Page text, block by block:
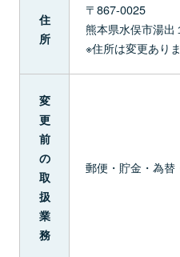
住
所
〒867-0025
熊本県水俣市湯出
※住所は変更ありま
変
更
前
の
取
扱
業
務
郵便・貯金・為替